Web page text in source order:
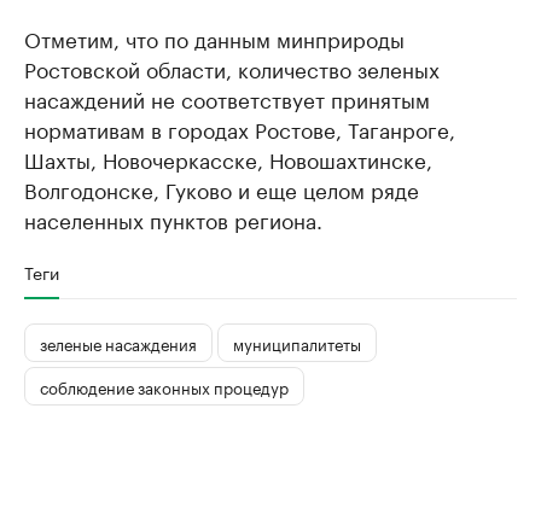
Отметим, что по данным минприроды
Ростовской области, количество зеленых
насаждений не соответствует принятым
нормативам в городах Ростове, Таганроге,
Шахты, Новочеркасске, Новошахтинске,
Волгодонске, Гуково и еще целом ряде
населенных пунктов региона.
Теги
зеленые насаждения
муниципалитеты
соблюдение законных процедур